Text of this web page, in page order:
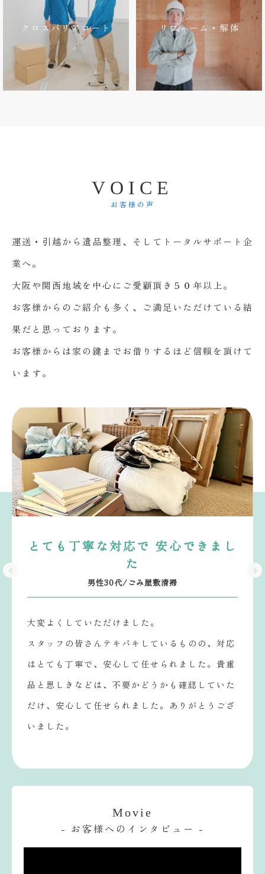
クロスバリアコート リフォーム・解体
V O I C E
お客様の声
運送・引越から遺品整理、そしてトータルサポート企
業へ。
大阪や関西地域を中心にご愛顧頂き５０年以上。
お客様からのご紹介も多く、ご満足いただけている結
果だと思っております。
お客様からは家の鍵までお借りするほど信頼を頂けて
います。
とても丁寧な対応で 安心できまし
た
男性30代/ごみ屋敷清掃
大変よくしていただけました。
スタッフの皆さんテキパキしているものの、対応
はとても丁寧で、安心して任せられました。貴重
品と思しきなどは、不要かどうかも確認していた
だけ、安心して任せられました。ありがとうござ
いました。
Movie
- お客様へのインタビュー -